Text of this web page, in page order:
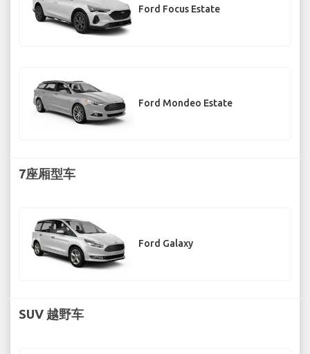
Ford Focus Estate
Ford Mondeo Estate
7座厢型车
Ford Galaxy
SUV 越野车